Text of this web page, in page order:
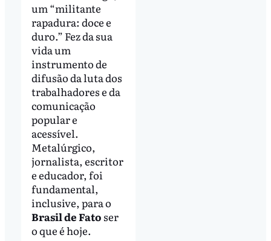
um “militante
rapadura: doce e
duro.” Fez da sua
vida um
instrumento de
difusão da luta dos
trabalhadores e da
comunicação
popular e
acessível.
Metalúrgico,
jornalista, escritor
e educador, foi
fundamental,
inclusive, para o
Brasil de Fato ser
o que é hoje.